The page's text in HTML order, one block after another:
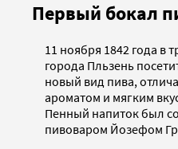
Первый бокал
11 ноября 1842 года в
города Пльзень
новый вид пива,
ароматом и мягким
Пенный напиток был
пивоваром Йозефом